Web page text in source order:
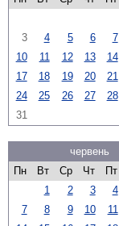
3
4 5 6 7
10
11 12 13 14
17
18 19 20 21
24
25 26 27 28
31
червень
Пн
Вт Ср Чт Пт
1
2 3 4
7
8 9 10 11